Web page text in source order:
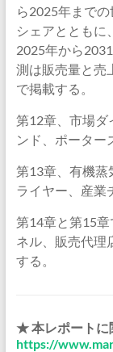
ら2025年まで
シェアとともに
2025年から
測は販売量と売
で掲載する。
第12章、市場ダ
ンド、ポーター
第13章、有機蒸
ライヤー、産業
第14章と第15
ネル、販売代理
する。
★ 本レポートに
https://